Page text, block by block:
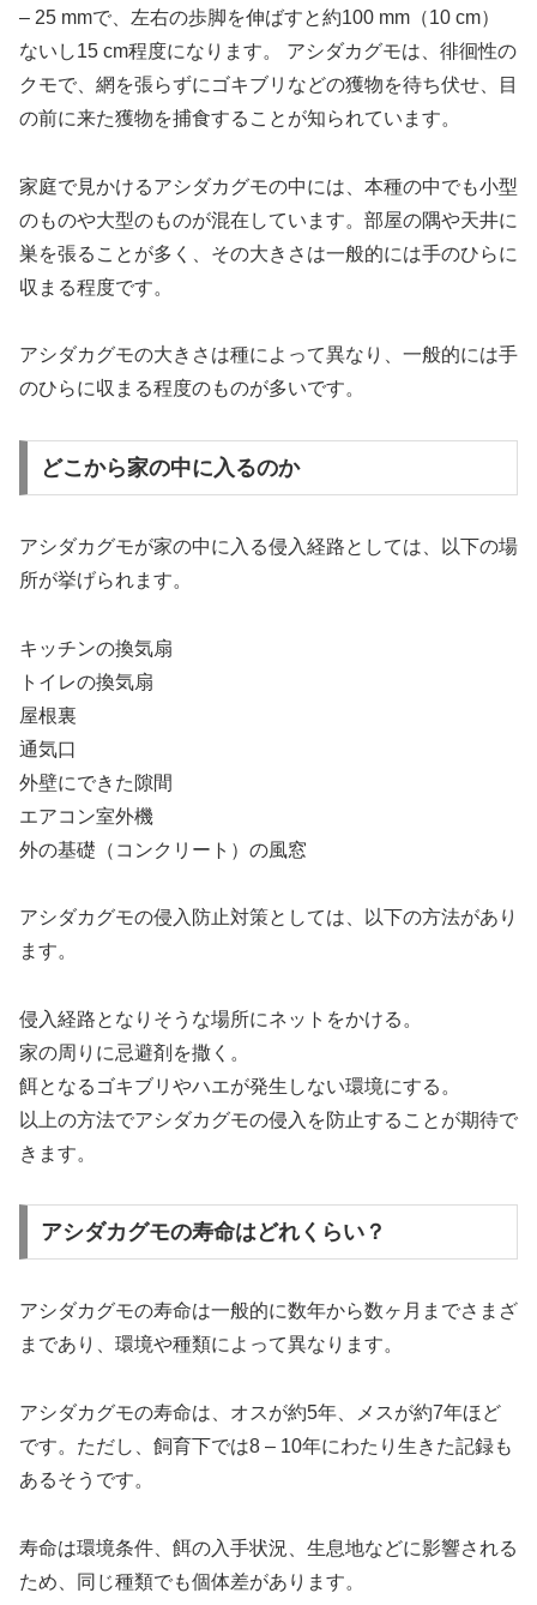
– 25 mmで、左右の歩脚を伸ばすと約100 mm（10 cm）
ないし15 cm程度になります。 アシダカグモは、徘徊性の
クモで、網を張らずにゴキブリなどの獲物を待ち伏せ、目
の前に来た獲物を捕食することが知られています。
家庭で見かけるアシダカグモの中には、本種の中でも小型
のものや大型のものが混在しています。部屋の隅や天井に
巣を張ることが多く、その大きさは一般的には手のひらに
収まる程度です。
アシダカグモの大きさは種によって異なり、一般的には手
のひらに収まる程度のものが多いです。
どこから家の中に入るのか
アシダカグモが家の中に入る侵入経路としては、以下の場
所が挙げられます。
キッチンの換気扇
トイレの換気扇
屋根裏
通気口
外壁にできた隙間
エアコン室外機
外の基礎（コンクリート）の風窓
アシダカグモの侵入防止対策としては、以下の方法があり
ます。
侵入経路となりそうな場所にネットをかける。
家の周りに忌避剤を撒く。
餌となるゴキブリやハエが発生しない環境にする。
以上の方法でアシダカグモの侵入を防止することが期待で
きます。
アシダカグモの寿命はどれくらい？
アシダカグモの寿命は一般的に数年から数ヶ月までさまざ
まであり、環境や種類によって異なります。
アシダカグモの寿命は、オスが約5年、メスが約7年ほど
です。ただし、飼育下では8 – 10年にわたり生きた記録も
あるそうです。
寿命は環境条件、餌の入手状況、生息地などに影響される
ため、同じ種類でも個体差があります。